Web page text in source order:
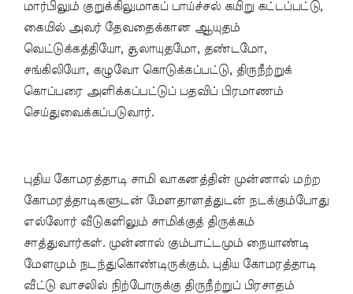
மார்பிலும் குறுக்கிலுமாகப் பாய்ச்சல் கயிறு கட்டப்பட்டு,
கையில் அவர் தேவதைக்கான ஆயுதம்
வெட்டுக்கத்தியோ, சூலாயுதமோ, தண்டமோ,
சங்கிலியோ, கழுவோ கொடுக்கப்பட்டு, திருநீற்றுக்
கொப்பரை அளிக்கப்பட்டுப் பதவிப் பிரமாணம்
செய்துவைக்கப்படுவார்.
புதிய கோமரத்தாடி சாமி வாகனத்தின் முன்னால் மற்ற
கோமரத்தாடிகளுடன் மேளதாளத்துடன் நடக்கும்போது
எல்லோர் வீடுகளிலும் சாமிக்குத் திருக்கம்
சாத்துவார்கள். முன்னால் கும்பாட்டமும் நையாண்டி
மேளமும் நடந்துகொண்டிருக்கும். புதிய கோமரத்தாடி
வீட்டு வாசலில் நிற்போருக்கு திருநீற்றுப் பிரசாதம்